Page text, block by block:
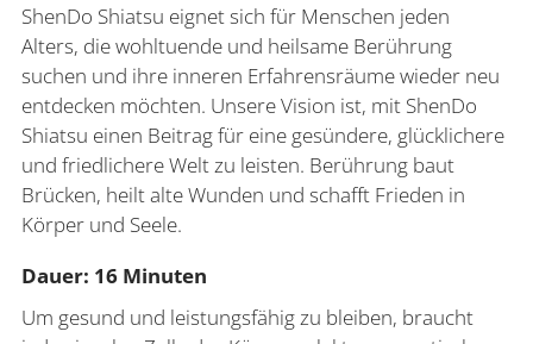
ShenDo Shiatsu eignet sich für Menschen jeden
Alters, die wohltuende und heilsame Berührung
suchen und ihre inneren Erfahrensräume wieder neu
entdecken möchten. Unsere Vision ist, mit ShenDo
Shiatsu einen Beitrag für eine gesündere, glücklichere
und friedlichere Welt zu leisten. Berührung baut
Brücken, heilt alte Wunden und schafft Frieden in
Körper und Seele.
Dauer: 16 Minuten
Um gesund und leistungsfähig zu bleiben, braucht